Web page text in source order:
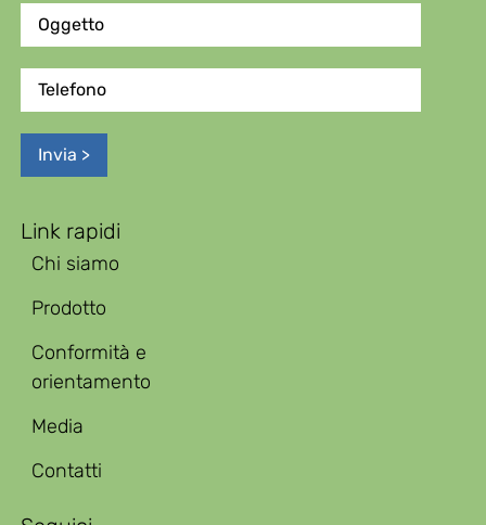
Link rapidi
Chi siamo
Prodotto
Conformità e
orientamento
Media
Contatti